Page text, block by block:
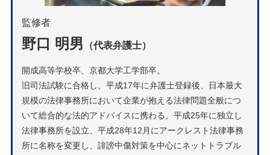
監修者
野口 明男 （代表弁護士）
開成高等学校卒、京都大学工学部卒。
旧司法試験に合格し、平成17年に弁護士登録後、日本最大
規模の法律事務所において企業が抱える法律問題全般につ
いて総合的な法的アドバイスに携わる。平成25年に独立し
法律事務所を設立、平成28年12月にアークレスト法律事務
所に名称を変更し、誹謗中傷対策を中心にネットトラブル